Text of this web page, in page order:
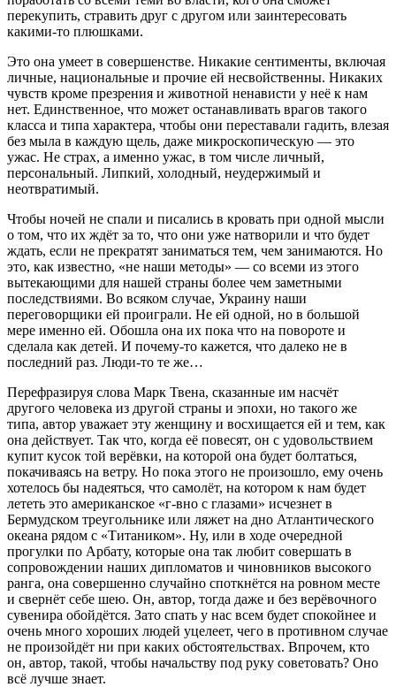
перекупить, стравить друг с другом или заинтересовать
какими-то плюшками.
Это она умеет в совершенстве. Никакие сентименты, включая
личные, национальные и прочие ей несвойственны. Никаких
чувств кроме презрения и животной ненависти у неё к нам
нет. Единственное, что может останавливать врагов такого
класса и типа характера, чтобы они переставали гадить, влезая
без мыла в каждую щель, даже микроскопическую — это
ужас. Не страх, а именно ужас, в том числе личный,
персональный. Липкий, холодный, неудержимый и
неотвратимый.
Чтобы ночей не спали и писались в кровать при одной мысли
о том, что их ждёт за то, что они уже натворили и что будет
ждать, если не прекратят заниматься тем, чем занимаются. Но
это, как известно, «не наши методы» — со всеми из этого
вытекающими для нашей страны более чем заметными
последствиями. Во всяком случае, Украину наши
переговорщики ей проиграли. Не ей одной, но в большой
мере именно ей. Обошла она их пока что на повороте и
сделала как детей. И почему-то кажется, что далеко не в
последний раз. Люди-то те же…
Перефразируя слова Марк Твена, сказанные им насчёт
другого человека из другой страны и эпохи, но такого же
типа, автор уважает эту женщину и восхищается ей и тем, как
она действует. Так что, когда её повесят, он с удовольствием
купит кусок той верёвки, на которой она будет болтаться,
покачиваясь на ветру. Но пока этого не произошло, ему очень
хотелось бы надеяться, что самолёт, на котором к нам будет
лететь это американское «г-вно с глазами» исчезнет в
Бермудском треугольнике или ляжет на дно Атлантического
океана рядом с «Титаником». Ну, или в ходе очередной
прогулки по Арбату, которые она так любит совершать в
сопровождении наших дипломатов и чиновников высокого
ранга, она совершенно случайно споткнётся на ровном месте
и свернёт себе шею. Он, автор, тогда даже и без верёвочного
сувенира обойдётся. Зато спать у нас всем будет спокойнее и
очень много хороших людей уцелеет, чего в противном случае
не произойдёт ни при каких обстоятельствах. Впрочем, кто
он, автор, такой, чтобы начальству под руку советовать? Оно
всё лучше знает.